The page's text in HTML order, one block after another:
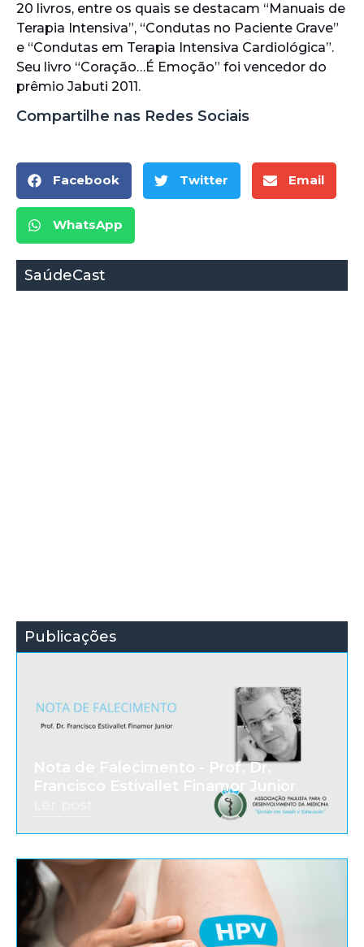
20 livros, entre os quais se destacam “Manuais de
Terapia Intensiva”, “Condutas no Paciente Grave”
e “Condutas em Terapia Intensiva Cardiológica”.
Seu livro “Coração…É Emoção” foi vencedor do
prêmio Jabuti 2011.
Compartilhe nas Redes Sociais
Facebook Twitter Email
WhatsApp
SaúdeCast
Publicações
Nota de Falecimento - Prof. Dr.
Francisco Estivallet Finamor Junior